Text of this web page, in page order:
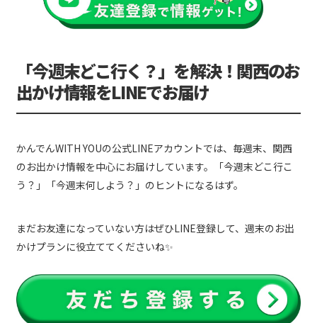
「今週末どこ行く？」を解決！関西のお
出かけ情報をLINEでお届け
かんでんWITH YOUの公式LINEアカウントでは、毎週末、関西
のお出かけ情報を中心にお届けしています。「今週末どこ行こ
う？」「今週末何しよう？」のヒントになるはず。
まだお友達になっていない方はぜひLINE登録して、週末のお出
かけプランに役立ててくださいね✨